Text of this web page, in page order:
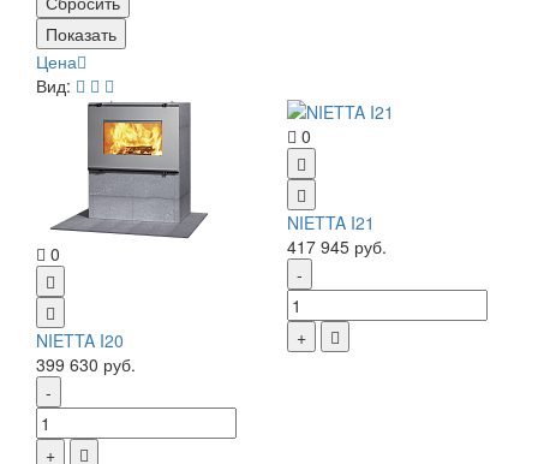
Цена
Вид:
0
NIETTA I20
399 630 руб.
0
NIETTA I21
417 945 руб.